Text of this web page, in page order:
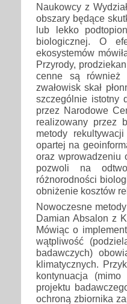
Naukowcy z
obszary będące
lub lekko
biologicznej. O
ekosystemów
Przyrody,
cenne są również
zwałowisk skał
szczególnie istotny
przez Narodowe
realizowany przez
metody
opartej na
oraz wprowadzeniu
pozwoli na
różnorodności
obniżenie kosztów
Nowoczesne
Damian Absalon z
Mówiąc o
wątpliwość
badawczych)
klimatycznych.
kontynuacja (mimo
projektu
ochroną zbiornika